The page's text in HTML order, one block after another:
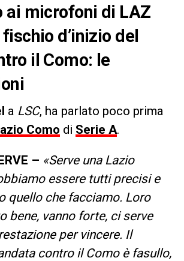
ai microfoni di LAZ
d’inizio del
il Como: le
a LSC, ha parlato poco prima
Como di Serie A.
– «Serve una Lazio
essere tutti precisi e
quello che facciamo. Loro
bene, vanno forte, ci serve
per vincere. Il
contro il Como è fasullo,